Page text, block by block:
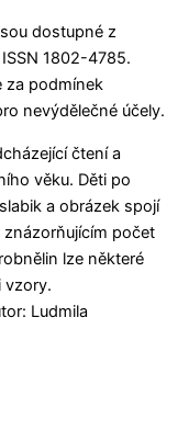
dostupné z
1802-4785.
za podmínek
nevýdělečné účely.
čtení a
věku. Děti po
a obrázek spojí
počet
lze některé
vzory.
Ludmila